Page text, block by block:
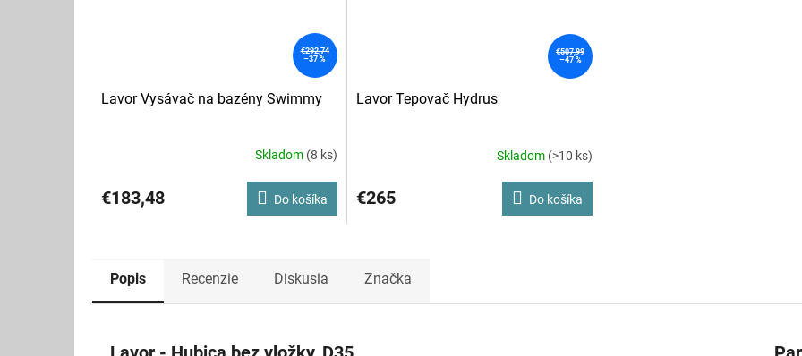
€292,74
–37 %
Lavor Vysávač na bazény Swimmy
produktu
je
hviezdičiek.
Skladom (8 ks)
€183,48 Do košíka
€507,99
–47 %
Lavor Tepovač Hydrus
Skladom (>10 ks)
€265 Do košíka
Popis Recenzie Diskusia Značka